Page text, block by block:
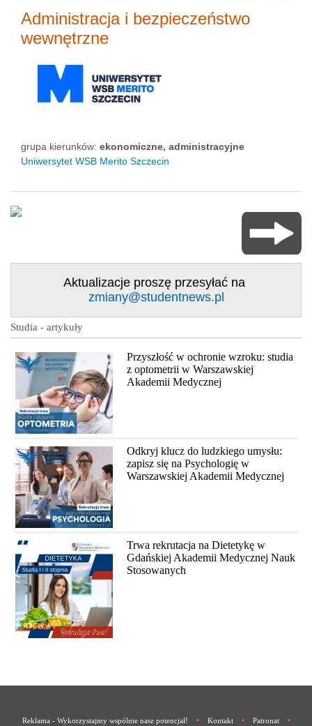
Administracja i bezpieczeństwo
wewnętrzne
grupa kierunków: ekonomiczne, administracyjne
Uniwersytet WSB Merito Szczecin
Aktualizacje proszę przesyłać na
zmiany@studentnews.pl
Studia - artykuły
Przyszłość w ochronie wzroku: studia
z optometrii w Warszawskiej
Akademii Medycznej
Odkryj klucz do ludzkiego umysłu:
zapisz się na Psychologię w
Warszawskiej Akademii Medycznej
Trwa rekrutacja na Dietetykę w
Gdańskiej Akademii Medycznej Nauk
Stosowanych
Reklama - Wykorzystajmy wspólnie nasz potencjał! • Kontakt • Patronat •